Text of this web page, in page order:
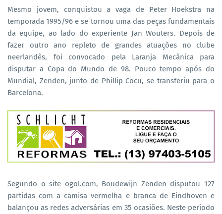
Mesmo jovem, conquistou a vaga de Peter Hoekstra na
temporada 1995/96 e se tornou uma das peças fundamentais
da equipe, ao lado do experiente Jan Wouters. Depois de
fazer outro ano repleto de grandes atuações no clube
neerlandês, foi convocado pela Laranja Mecânica para
disputar a Copa do Mundo de 98. Pouco tempo após do
Mundial, Zenden, junto de Phillip Cocu, se transferiu para o
Barcelona.
Segundo o site ogol.com, Boudewijn Zenden disputou 127
partidas com a camisa vermelha e branca de Eindhoven e
balançou as redes adversárias em 35 ocasiões. Neste período